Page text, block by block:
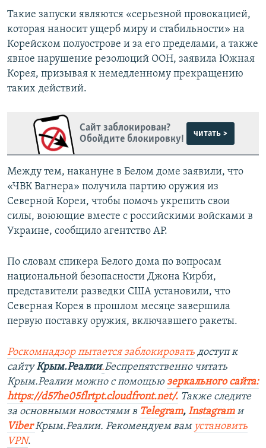
Такие запуски являются «серьезной провокацией,
которая наносит ущерб миру и стабильности» на
Корейском полуострове и за его пределами, а также
явное нарушение резолюций ООН, заявила Южная
Корея, призывая к немедленному прекращению
таких действий.
Сайт заблокирован?
Обойдите блокировку!
читать >
Между тем, накануне в Белом доме заявили, что
«ЧВК Вагнера» получила партию оружия из
Северной Кореи, чтобы помочь укрепить свои
силы, воюющие вместе с российскими войсками в
Украине, сообщило агентство AP.
По словам спикера Белого дома по вопросам
национальной безопасности Джона Кирби,
представители разведки США установили, что
Северная Корея в прошлом месяце завершила
первую поставку оружия, включавшего ракеты.
Роскомнадзор пытается заблокировать доступ к
сайтуКрым.Реалии.Беспрепятственно читать
Крым.Реалии можно с помощью зеркального сайта:
https://d57he05flrtpt.cloudfront.net/. Также следите
за основными новостями в Telegram, Instagramи
ViberКрым.Реалии. Рекомендуем вам установить
VPN.